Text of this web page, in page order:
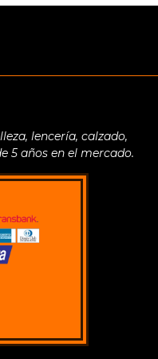
lencería, calzado,
5 años en el mercado.